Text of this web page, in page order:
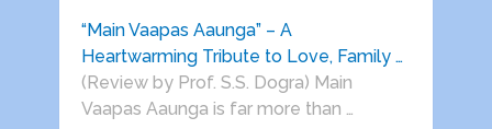
“Main Vaapas Aaunga” – A
Heartwarming Tribute to Love, Family …
(Review by Prof. S.S. Dogra) Main
Vaapas Aaunga is far more than …